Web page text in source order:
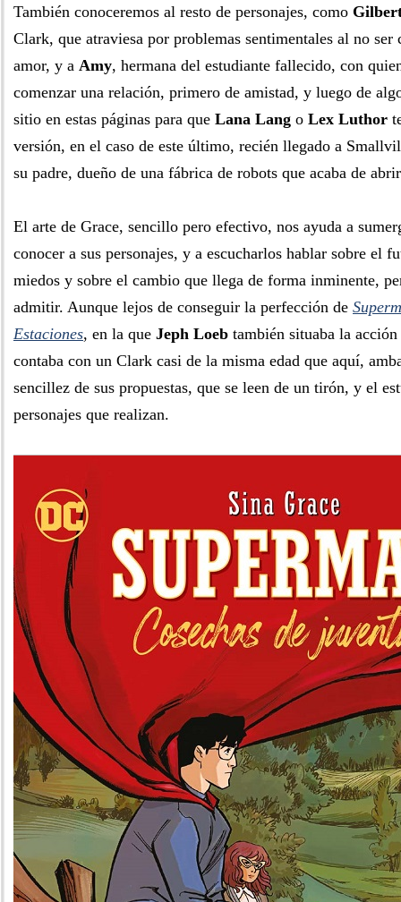
También conoceremos al resto de personajes, como
Clark, que atraviesa por problemas sentimentales al no ser
amor, y a Amy, hermana del estudiante fallecido, con
comenzar una relación, primero de amistad, y luego de
sitio en estas páginas para que Lana Lang o Lex Luthor
versión, en el caso de este último, recién llegado a
su padre, dueño de una fábrica de robots que acaba de
El arte de Grace, sencillo pero efectivo, nos ayuda a
conocer a sus personajes, y a escucharlos hablar sobre el
miedos y sobre el cambio que llega de forma inminente,
admitir. Aunque lejos de conseguir la perfección de
Estaciones, en la que Jeph Loeb también situaba la
contaba con un Clark casi de la misma edad que aquí,
sencillez de sus propuestas, que se leen de un tirón, y el
personajes que realizan.